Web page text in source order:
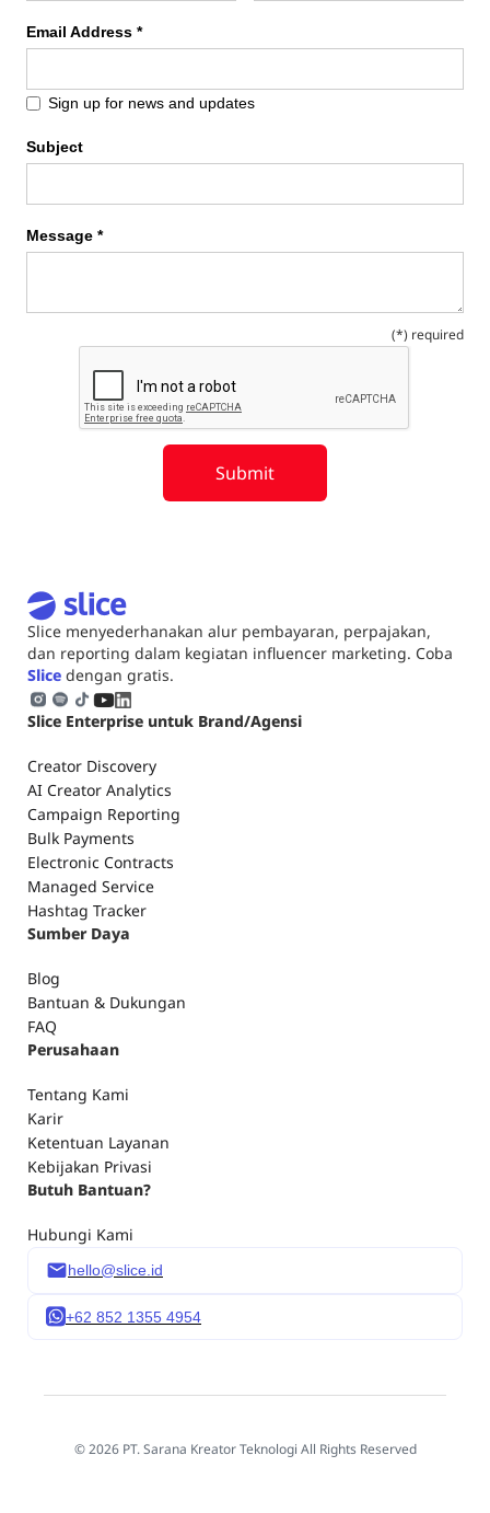
Email Address *
Sign up for news and updates
Subject
Message *
(*) required
Slice menyederhanakan alur pembayaran, perpajakan,
dan reporting dalam kegiatan influencer marketing. Coba
Slice dengan gratis.
Slice Enterprise untuk Brand/Agensi
Creator Discovery
AI Creator Analytics
Campaign Reporting
Bulk Payments
Electronic Contracts
Managed Service
Hashtag Tracker
Sumber Daya
Blog
Bantuan & Dukungan
FAQ
Perusahaan
Tentang Kami
Karir
Ketentuan Layanan
Kebijakan Privasi
Butuh Bantuan?
Hubungi Kami
hello@slice.id
+62 852 1355 4954
© 2026 PT. Sarana Kreator Teknologi All Rights Reserved